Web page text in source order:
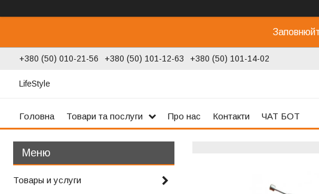
+380 (50) 010-21-56 +380 (50) 101-12-63 +380 (50) 101-14-02
LifeStyle
Головна Товари та послуги Про нас Контакти ЧАТ БОТ
Товары и услуги